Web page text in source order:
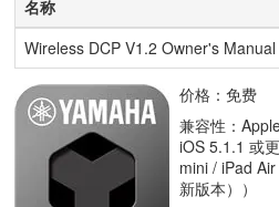
名称
Wireless DCP V1.2 Owner's Manual
价格：免费
兼容性：
iOS 5.1.1 或
mini / iPad
新版本））